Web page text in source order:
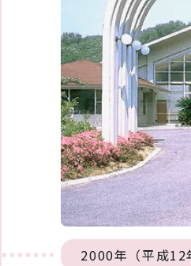
2000年（平成12